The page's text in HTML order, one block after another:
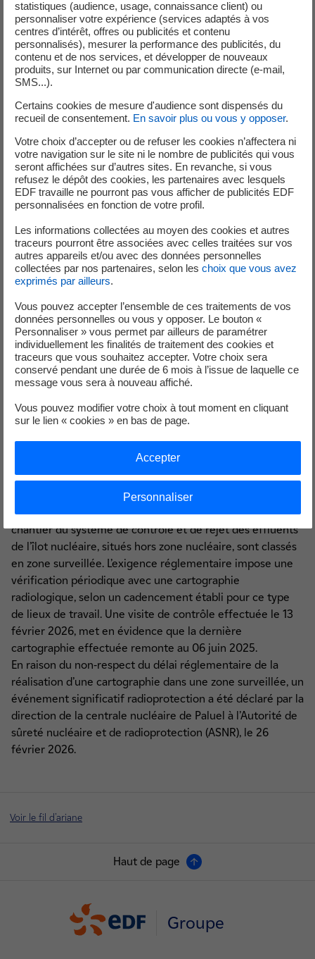
Atteinte du seuil de déclaration pour le cumul annuel
des émissions de fluides frigorigènes
Dans une installation industrielle comme celle de la
centrale de Paluel, les fluides frigorigènes sont utilisés
le refroidissement et la climatisation de différents
matériels et locaux. Les opérations de contrôle et de
maintenance réalisées régulièrement sur les groupes
frigorifiques permettent de contrôler leur bon
fonctionnement et l’absence d’émission de fluides
frigorigènes.
La règlementation en vigueur prévoit la déclaration d’un
événement significatif pour l’environnement, lorsque le
cumul annuel des émissions de fluides frigorigènes atteint
100kg.
Le 27 mars 2026, le suivi annuel des émissions de fluides
de déclaration des 100 kilos pour l’exercice 2026.
Un événement significatif environnement a été déclaré
par la direction de la centrale nucléaire de Paluel à
l’Autorité de sûreté nucléaire et de radioprotection
(ASNR), le 27 février 2026.
Événement significatif du domaine radioprotection
concernant la centrale nucléaire de Paluel, déclaré en
février 2026
Non-respect du délai réglementaire de réalisation
d’une cartographie de zone surveillée
À la suite d’opérations de sablage, les sas d’accès à un
chantier du système de contrôle et de rejet des effluents
de l’îlot nucléaire, situés hors zone nucléaire, sont classés
en zone surveillée. L’exigence réglementaire impose une
vérification périodique avec une cartographie
radiologique, selon un cadencement établi pour ce type
de lieux de travail. Une visite de contrôle effectuée le 13
février 2026, met en évidence que la dernière
cartographie effectuée remonte au 06 juin 2025.
En raison du non-respect du délai réglementaire de la
réalisation d’une cartographie dans une zone surveillée, un
événement significatif radioprotection a été déclaré par la
direction de la centrale nucléaire de Paluel à l’Autorité de
sûreté nucléaire et de radioprotection (ASNR), le 26
février 2026.
Voir le fil d'ariane
Haut de page
Groupe
statistiques (audience, usage, connaissance client) ou
personnaliser votre expérience (services adaptés à vos
centres d’intérêt, offres ou publicités et contenu
personnalisés), mesurer la performance des publicités, du
contenu et de nos services, et développer de nouveaux
produits, sur Internet ou par communication directe (e-mail,
SMS...).
Certains cookies de mesure d'audience sont dispensés du
recueil de consentement. En savoir plus ou vous y opposer.
Votre choix d’accepter ou de refuser les cookies n’affectera ni
votre navigation sur le site ni le nombre de publicités qui vous
seront affichées sur d’autres sites. En revanche, si vous
refusez le dépôt des cookies, les partenaires avec lesquels
EDF travaille ne pourront pas vous afficher de publicités EDF
personnalisées en fonction de votre profil.
Les informations collectées au moyen des cookies et autres
traceurs pourront être associées avec celles traitées sur vos
autres appareils et/ou avec des données personnelles
collectées par nos partenaires, selon les choix que vous avez
exprimés par ailleurs.
Vous pouvez accepter l’ensemble de ces traitements de vos
données personnelles ou vous y opposer. Le bouton «
Personnaliser » vous permet par ailleurs de paramétrer
individuellement les finalités de traitement des cookies et
traceurs que vous souhaitez accepter. Votre choix sera
conservé pendant une durée de 6 mois à l’issue de laquelle ce
message vous sera à nouveau affiché.
Vous pouvez modifier votre choix à tout moment en cliquant
sur le lien « cookies » en bas de page.
Personnaliser
Accepter